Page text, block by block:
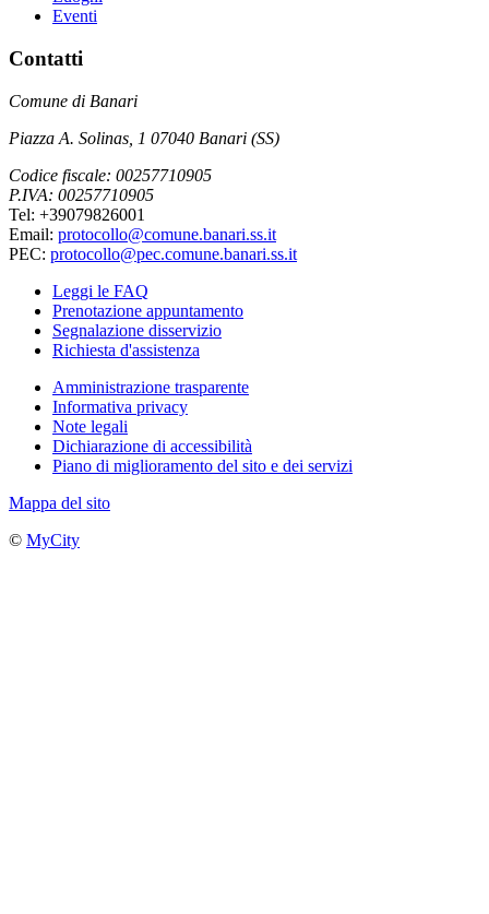
Eventi
Contatti
Comune di Banari
Piazza A. Solinas, 1 07040 Banari (SS)
Codice fiscale: 00257710905
P.IVA: 00257710905
Tel: +39079826001
Email: protocollo@comune.banari.ss.it
PEC: protocollo@pec.comune.banari.ss.it
Leggi le FAQ
Prenotazione appuntamento
Segnalazione disservizio
Richiesta d'assistenza
Amministrazione trasparente
Informativa privacy
Note legali
Dichiarazione di accessibilità
Piano di miglioramento del sito e dei servizi
Mappa del sito
© MyCity